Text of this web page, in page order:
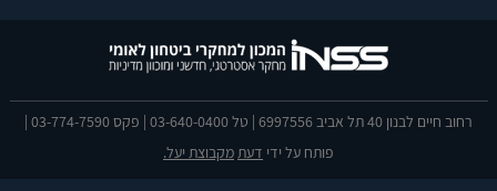
רחוב חיים לבנון 40 תל אביב 6997556 | טל 03-640-0400 | פקס 03-774-7590 |
פותח על ידי דעתמקבוצת יעל.